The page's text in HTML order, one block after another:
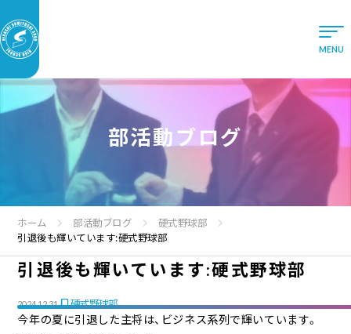
部活動ブログ
ホーム 部活動ブログ
硬式野球部
引退後も輝いています:硬式野球部
引退後も輝いています:硬式野球部
2024.12.31 硬式野球部
今年の夏に引退した主将は、ビジネス系列で輝いています。